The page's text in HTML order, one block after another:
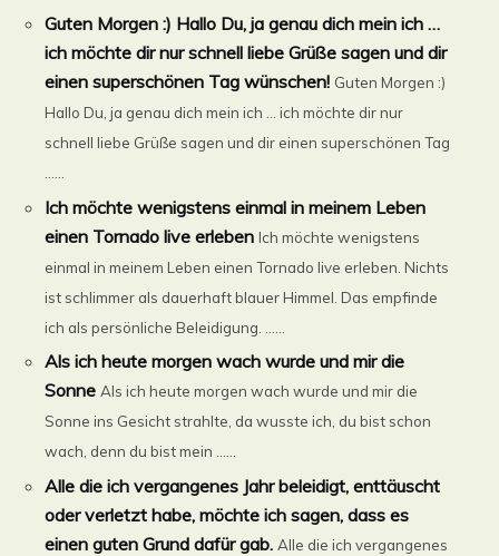
Guten Morgen :) Hallo Du, ja genau dich mein ich …
ich möchte dir nur schnell liebe Grüße sagen und dir
einen superschönen Tag wünschen! Guten Morgen :)
Hallo Du, ja genau dich mein ich … ich möchte dir nur
schnell liebe Grüße sagen und dir einen superschönen Tag
......
Ich möchte wenigstens einmal in meinem Leben
einen Tornado live erleben Ich möchte wenigstens
einmal in meinem Leben einen Tornado live erleben. Nichts
ist schlimmer als dauerhaft blauer Himmel. Das empfinde
ich als persönliche Beleidigung. ......
Als ich heute morgen wach wurde und mir die
Sonne Als ich heute morgen wach wurde und mir die
Sonne ins Gesicht strahlte, da wusste ich, du bist schon
wach, denn du bist mein ......
Alle die ich vergangenes Jahr beleidigt, enttäuscht
oder verletzt habe, möchte ich sagen, dass es
einen guten Grund dafür gab. Alle die ich vergangenes